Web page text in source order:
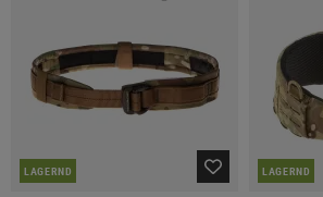
LAGERND LAGERND